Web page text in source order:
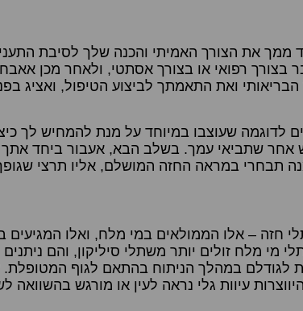
ממך את הצורך האמיתי והכנה שלך לסיבת
רפואי או בצורך אסתטי, ולאחר מכן
ואת התאמתך לביצוע הטיפול, ואציג
שעוצבו במיוחד על מנת להמחיש לך
אחר שתביאי עמך. בשלב הבא, אעבור ביחד אתך
תבחרי במראה החזה המושלם, אליו תרצי שגופך
חזה – אלו הממולאים במי מלח, ואלו המגיעים
מי מלח זולים יותר משתלי סיליקון, והם ניתנים
במהלך הניתוח בהתאם לגוף המטופלת.
עיוות גלי נראה לעין או מורגש בהשוואה